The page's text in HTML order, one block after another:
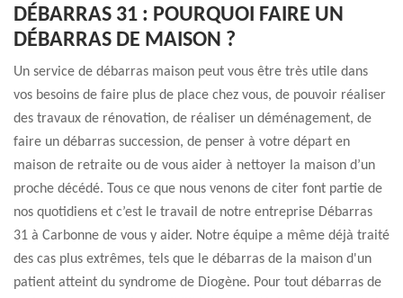
DÉBARRAS 31 : POURQUOI FAIRE UN
DÉBARRAS DE MAISON ?
Un service de débarras maison peut vous être très utile dans
vos besoins de faire plus de place chez vous, de pouvoir réaliser
des travaux de rénovation, de réaliser un déménagement, de
faire un débarras succession, de penser à votre départ en
maison de retraite ou de vous aider à nettoyer la maison d’un
proche décédé. Tous ce que nous venons de citer font partie de
nos quotidiens et c’est le travail de notre entreprise Débarras
31 à Carbonne de vous y aider. Notre équipe a même déjà traité
des cas plus extrêmes, tels que le débarras de la maison d'un
patient atteint du syndrome de Diogène. Pour tout débarras de